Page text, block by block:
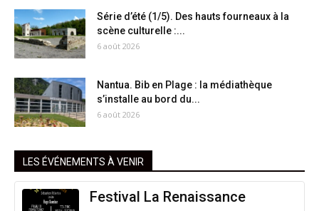
Série d’été (1/5). Des hauts fourneaux à la
scène culturelle :...
6 août 2026
Nantua. Bib en Plage : la médiathèque
s’installe au bord du...
6 août 2026
LES ÉVÉNEMENTS À VENIR
Festival La Renaissance